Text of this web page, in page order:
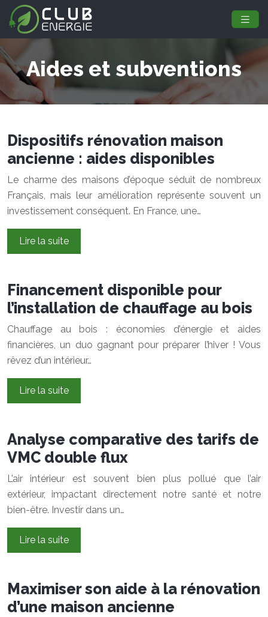
Aides et subventions
Dispositifs rénovation maison
ancienne : aides disponibles
Le charme des maisons d’époque séduit de nombreux
Français, mais leur amélioration représente souvent un
investissement conséquent. En France, une…
Lire la suite
Financement disponible pour
l’installation de chauffage au bois
Chauffage au bois : économies d’énergie et aides
financières, un duo gagnant pour préparer l’hiver ! Vous
rêvez d’un intérieur…
Lire la suite
Analyse comparative des tarifs de
VMC double flux
L’air intérieur est souvent bien plus pollué que l’air
extérieur, impactant directement notre santé et notre
bien-être. Investir dans un…
Lire la suite
Maximiser son aide à la rénovation
d’une maison ancienne